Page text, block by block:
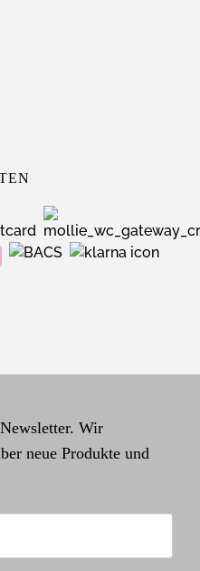
Wir
neue Produkte und